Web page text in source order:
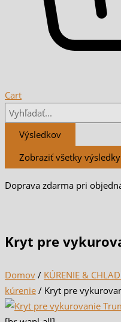
Cart
Výsledkov
Zobraziť všetky výsledky
Doprava zdarma pri
Kryt pre
Domov / KÚRENIE &
kúrenie / Kryt pre